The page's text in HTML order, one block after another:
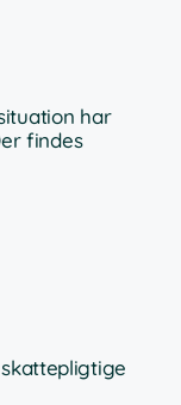
har
findes